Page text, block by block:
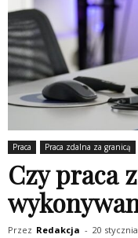
Praca Praca zdalna za granicą
Czy praca
Przez Redakcja - 20